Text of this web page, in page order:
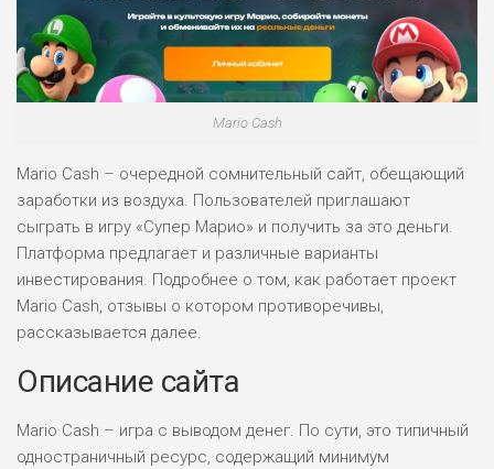
Mario Cash
Mario Cash – очередной сомнительный сайт, обещающий
заработки из воздуха. Пользователей приглашают
сыграть в игру «Супер Марио» и получить за это деньги.
Платформа предлагает и различные варианты
инвестирования. Подробнее о том, как работает проект
Mario Cash, отзывы о котором противоречивы,
рассказывается далее.
Описание сайта
Mario Cash – игра с выводом денег. По сути, это типичный
одностраничный ресурс, содержащий минимум